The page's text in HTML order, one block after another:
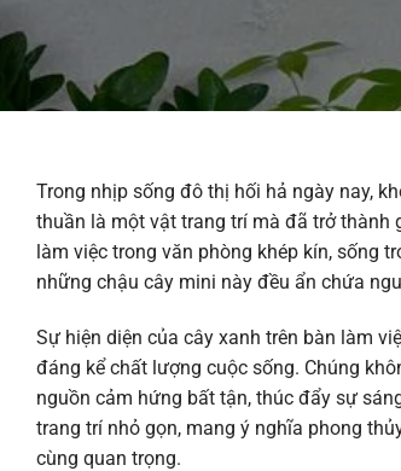
Trong nhịp sống đô thị hối hả ngày nay,
thuần là một vật trang trí mà đã trở thành
làm việc trong văn phòng khép kín, sống
những chậu cây mini này đều ẩn chứa
Sự hiện diện của cây xanh trên bàn làm
đáng kể chất lượng cuộc sống. Chúng
nguồn cảm hứng bất tận, thúc đẩy sự
trang trí nhỏ gọn, mang ý nghĩa phong
cùng quan trọng.